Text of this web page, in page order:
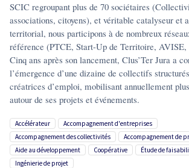
SCIC regroupant plus de 70 sociétaires
associations, citoyens), et véritable catalyseur et
territorial, nous participons à de nombreux
référence (PTCE, Start-Up de Territoire,
Cinq ans après son lancement, Clus’Ter Jura a
l’émergence d’une dizaine de collectifs
créatrices d’emploi, mobilisant annuellement
autour de ses projets et événements.
accélérateur
accompagnement d'entreprises
accompagnement des collectivités
accompagnement de
aide au développement
coopérative
étude de
ingénierie de projet